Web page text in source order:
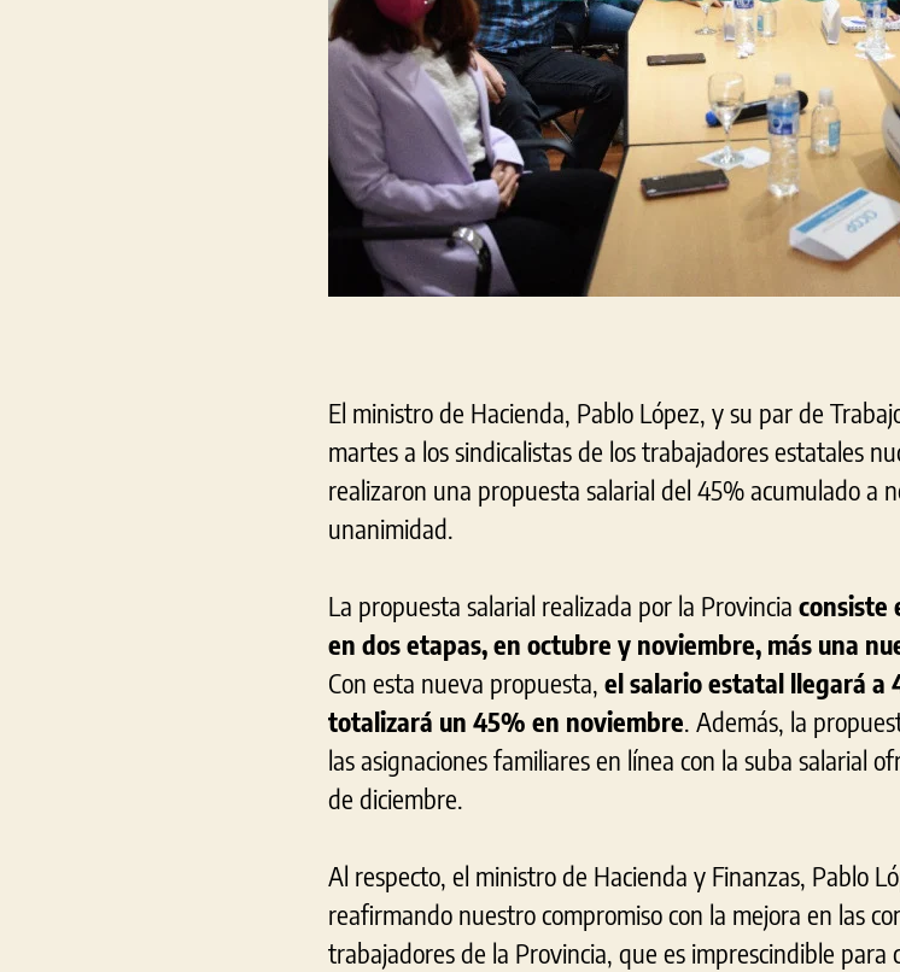
El ministro de Hacienda, Pablo López, y su par de
martes a los sindicalistas de los trabajadores estatales
realizaron una propuesta salarial del 45% acumulado a
unanimidad.
La propuesta salarial realizada por la Provincia consiste
en dos etapas, en octubre y noviembre, más una
Con esta nueva propuesta, el salario estatal llegará a
totalizará un 45% en noviembre. Además, la
las asignaciones familiares en línea con la suba salarial
de diciembre.
Al respecto, el ministro de Hacienda y Finanzas, Pablo
reafirmando nuestro compromiso con la mejora en las
trabajadores de la Provincia, que es imprescindible para